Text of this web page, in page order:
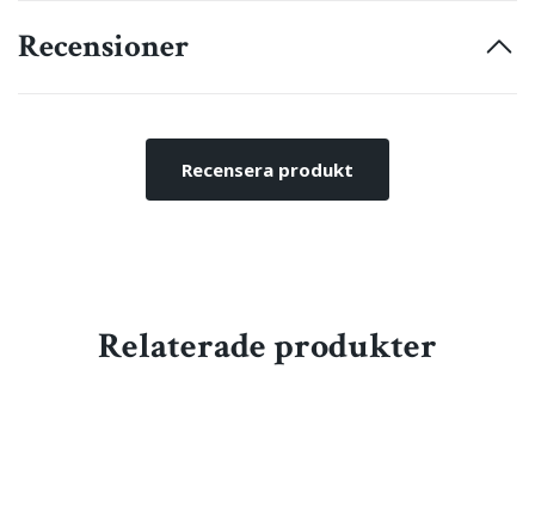
Recensioner
Recensera produkt
Relaterade produkter